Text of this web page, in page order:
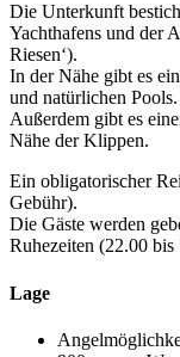
Die Unterkunft
Yachthafens und der
Riesen‘).
In der Nähe gibt es
und natürlichen Pools.
Außerdem gibt es
Nähe der Klippen.
Ein obligatorischer
Gebühr).
Die Gäste werden
Ruhezeiten (22.00
Lage